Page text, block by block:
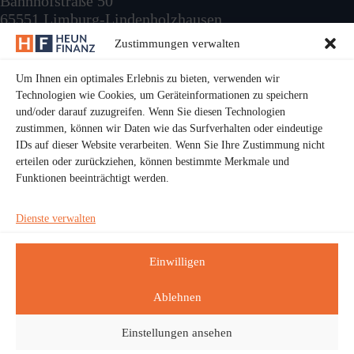
Zustimmungen verwalten
Um Ihnen ein optimales Erlebnis zu bieten, verwenden wir
Technologien wie Cookies, um Geräteinformationen zu speichern
und/oder darauf zuzugreifen. Wenn Sie diesen Technologien
zustimmen, können wir Daten wie das Surfverhalten oder eindeutige
IDs auf dieser Website verarbeiten. Wenn Sie Ihre Zustimmung nicht
erteilen oder zurückziehen, können bestimmte Merkmale und
Funktionen beeinträchtigt werden.
Dienste verwalten
Einwilligen
Ablehnen
Einstellungen ansehen
65551 Limburg-Lindenholzhausen
E-Mail: info@heun-finanz.de
4.9
powered byGoogle
bewerte uns auf